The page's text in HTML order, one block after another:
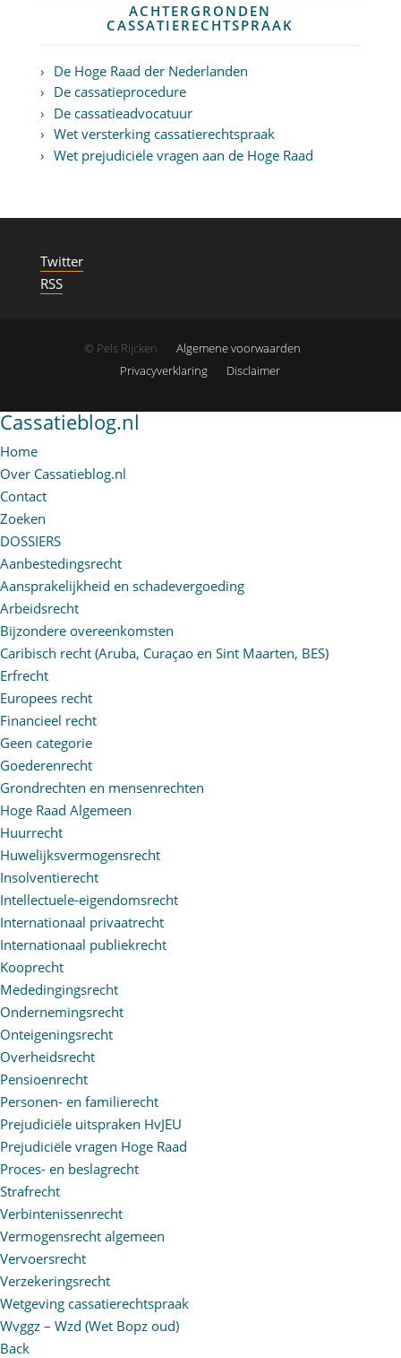
ACHTERGRONDEN
CASSATIERECHTSPRAAK
De Hoge Raad der Nederlanden
De cassatieprocedure
De cassatieadvocatuur
Wet versterking cassatierechtspraak
Wet prejudiciële vragen aan de Hoge Raad
Twitter
RSS
© Pels Rijcken
Algemene voorwaarden
Privacyverklaring
Disclaimer
Cassatieblog.nl
Home
Over Cassatieblog.nl
Contact
Zoeken
DOSSIERS
Aanbestedingsrecht
Aansprakelijkheid en schadevergoeding
Arbeidsrecht
Bijzondere overeenkomsten
Caribisch recht (Aruba, Curaçao en Sint Maarten, BES)
Erfrecht
Europees recht
Financieel recht
Geen categorie
Goederenrecht
Grondrechten en mensenrechten
Hoge Raad Algemeen
Huurrecht
Huwelijksvermogensrecht
Insolventierecht
Intellectuele-eigendomsrecht
Internationaal privaatrecht
Internationaal publiekrecht
Kooprecht
Mededingingsrecht
Ondernemingsrecht
Onteigeningsrecht
Overheidsrecht
Pensioenrecht
Personen- en familierecht
Prejudiciële uitspraken HvJEU
Prejudiciële vragen Hoge Raad
Proces- en beslagrecht
Strafrecht
Verbintenissenrecht
Vermogensrecht algemeen
Vervoersrecht
Verzekeringsrecht
Wetgeving cassatierechtspraak
Wvggz – Wzd (Wet Bopz oud)
Back